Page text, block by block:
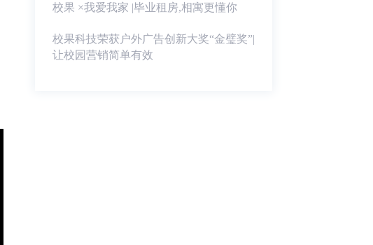
校果 ×我爱我家 |毕业租房,相寓更懂你
校果科技荣获户外广告创新大奖“金璧奖”|
让校园营销简单有效